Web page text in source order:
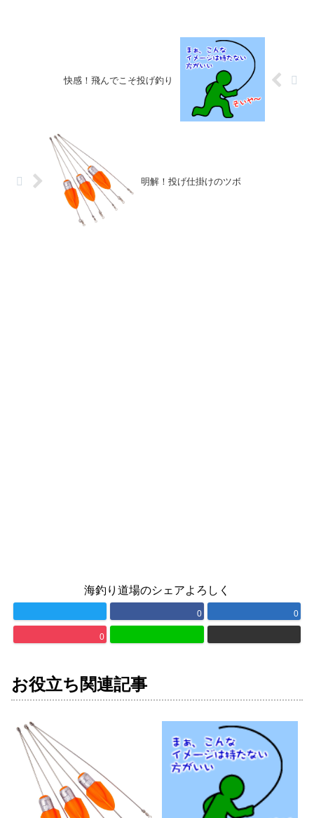
快感！飛んでこそ投げ釣り
明解！投げ仕掛けのツボ
海釣り道場のシェアよろしく
0 0
0
お役立ち関連記事